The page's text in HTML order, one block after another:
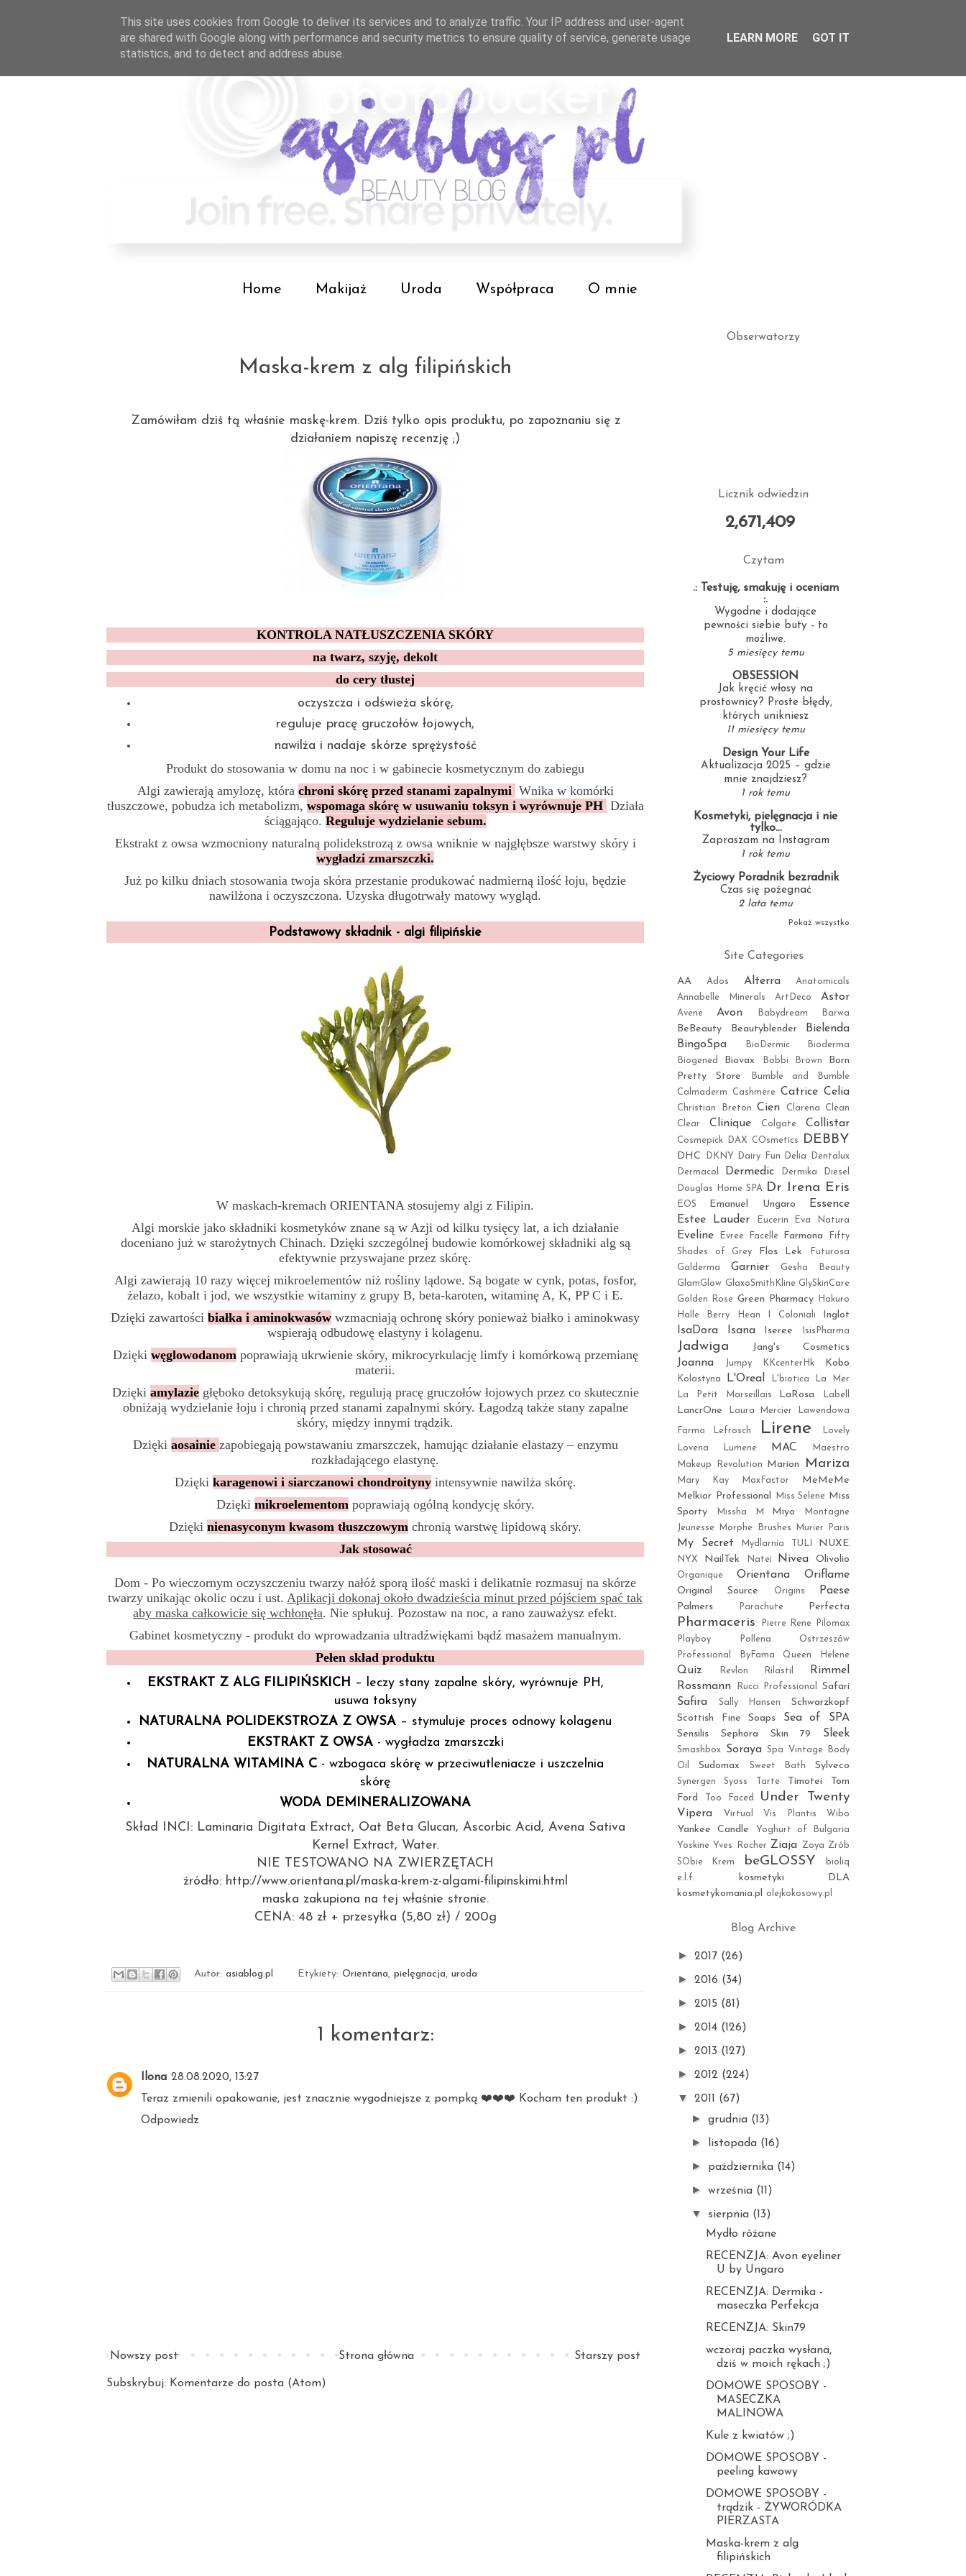
Home Makijaż Uroda Współpraca O mnie
Maska-krem z alg filipińskich
Zamówiłam dziś tą właśnie maskę-krem. Dziś tylko opis produktu, po zapoznaniu się z
działaniem napiszę recenzję ;)
KONTROLA NATŁUSZCZENIA SKÓRY
na twarz, szyję, dekolt
do cery tłustej
oczyszcza i odświeża skórę,
reguluje pracę gruczołów łojowych,
nawilża i nadaje skórze sprężystość
Produkt do stosowania w domu na noc i w gabinecie kosmetycznym do zabiegu
Algi zawierają amylozę, która chroni skórę przed stanami zapalnymi. Wnika w komórki
tłuszczowe, pobudza ich metabolizm, wspomaga skórę w usuwaniu toksyn i wyrównuje PH. Działa
ściągająco. Reguluje wydzielanie sebum.
Ekstrakt z owsa wzmocniony naturalną polidekstrozą z owsa wniknie w najgłębsze warstwy skóry i
wygładzi zmarszczki.
Już po kilku dniach stosowania twoja skóra przestanie produkować nadmierną ilość łoju, będzie
nawilżona i oczyszczona. Uzyska długotrwały matowy wygląd.
Podstawowy składnik - algi filipińskie
W maskach-kremach ORIENTANA stosujemy algi z Filipin.
Algi morskie jako składniki kosmetyków znane są w Azji od kilku tysięcy lat, a ich działanie
doceniano już w starożytnych Chinach. Dzięki szczególnej budowie komórkowej składniki alg są
efektywnie przyswajane przez skórę.
Algi zawierają 10 razy więcej mikroelementów niż rośliny lądowe. Są bogate w cynk, potas, fosfor,
żelazo, kobalt i jod, we wszystkie witaminy z grupy B, beta-karoten, witaminę A, K, PP C i E.
Dzięki zawartości białka i aminokwasów wzmacniają ochronę skóry ponieważ białko i aminokwasy
wspierają odbudowę elastyny i kolagenu.
Dzięki węglowodanom poprawiają ukrwienie skóry, mikrocyrkulację limfy i komórkową przemianę
materii.
Dzięki amylaziegłęboko detoksykują skórę, regulują pracę gruczołów łojowych przez co skutecznie
obniżają wydzielanie łoju i chronią przed stanami zapalnymi skóry. Łagodzą także stany zapalne
skóry, między innymi trądzik.
Dzięki aosainie zapobiegają powstawaniu zmarszczek, hamując działanie elastazy – enzymu
rozkładającego elastynę.
Dzięki karagenowi i siarczanowi chondroitynyintensywnie nawilża skórę.
Dzięki mikroelementom poprawiają ogólną kondycję skóry.
Dzięki nienasyconym kwasom tłuszczowym chronią warstwę lipidową skóry.
Jak stosować
Dom - Po wieczornym oczyszczeniu twarzy nałóż sporą ilość maski i delikatnie rozmasuj na skórze
twarzy unikając okolic oczu i ust. Aplikacji dokonaj około dwadzieścia minut przed pójściem spać tak
aby maska całkowicie się wchłonęła. Nie spłukuj. Pozostaw na noc, a rano zauważysz efekt.
Gabinet kosmetyczny - produkt do wprowadzania ultradźwiękami bądź masażem manualnym.
Pełen skład produktu
EKSTRAKT Z ALG FILIPIŃSKICH – leczy stany zapalne skóry, wyrównuje PH,
usuwa toksyny
NATURALNA POLIDEKSTROZA Z OWSA – stymuluje proces odnowy kolagenu
EKSTRAKT Z OWSA- wygładza zmarszczki
NATURALNA WITAMINA C - wzbogaca skórę w przeciwutleniacze i uszczelnia
skórę
WODA DEMINERALIZOWANA
Skład INCI: Laminaria Digitata Extract, Oat Beta Glucan, Ascorbic Acid, Avena Sativa
Kernel Extract, Water.
NIE TESTOWANO NA ZWIERZĘTACH
źródło: http://www.orientana.pl/maska-krem-z-algami-filipinskimi.html
maska zakupiona na tej właśnie stronie.
CENA: 48 zł + przesyłka (5,80 zł) / 200g
Autor:asiablog.pl Etykiety:Orientana,pielęgnacja,uroda
1 komentarz:
Ilona 28.08.2020, 13:27
Teraz zmienili opakowanie, jest znacznie wygodniejsze z pompką ❤️❤️❤️ Kocham ten produkt :)
Odpowiedz
Nowszy post Starszy post
Strona główna
Subskrybuj: Komentarze do posta (Atom)
Obserwatorzy
Licznik odwiedzin
2,671,409
Czytam
.: Testuję, smakuję i oceniam
:.
Wygodne i dodające
pewności siebie buty - to
możliwe.
5 miesięcy temu
OBSESSION
Jak kręcić włosy na
prostownicy? Proste błędy,
których unikniesz
11 miesięcy temu
Design Your Life
Aktualizacja 2025 – gdzie
mnie znajdziesz?
1 rok temu
Kosmetyki, pielęgnacja i nie
tylko...
Zapraszam na Instagram
1 rok temu
Życiowy Poradnik bezradnik
Czas się pożegnać
2 lata temu
Pokaż wszystko
Site Categories
AA Ados Alterra
Anatomicals
Annabelle Minerals
ArtDeco Astor
Avene Avon Babydream Barwa
BeBeauty Beautyblender
Bielenda
BingoSpa
BioDermic
Bioderma
Biogened
Biovax Bobbi Brown
Born
Pretty Store
Bumble and Bumble
Calmaderm
Cashmere Catrice Celia
Christian Breton Cien Clarena
Clean
Clear
Clinique Colgate Collistar
Cosmepick DAX COsmetics DEBBY
DHC DKNY Dairy Fun Delia
Dentalux
Dermacol
Dermedic Dermika
Diesel
Douglas Home SPA Dr Irena Eris
EOS Emanuel Ungaro
Essence
Estee Lauder
Eucerin Eva Natura
Eveline Evree Facelle Farmona
Fifty
Shades of Grey
Flos Lek
Futurosa
Galderma
Garnier
Gesha Beauty
GlamGlow GlaxoSmithKline GlySkinCare
Golden Rose Green Pharmacy
Hakuro
Halle Berry
Hean I Coloniali Inglot
IsaDora Isana Iseree IsisPharma
Jadwiga Jang's Cosmetics
Joanna Jumpy KKcenterHk Kobo
Kolastyna L'Oreal L'biotica
La Mer
La Petit Marseillais
LaRosa Labell
LancrOne Laura Mercier Lawendowa
Farma Lefrosch Lirene
Lovely
Lovena
Lumene MAC
Maestro
Makeup Revolution
Marion Mariza
Mary Kay MaxFactor
MeMeMe
Melkior Professional
Miss Selene Miss
Sporty
Missha M Miyo
Montagne
Jeunesse
Morphe Brushes Murier Paris
My Secret Mydlarnia TULI NUXE
NYX NailTek Natei Nivea Olivolio
Organique Orientana Oriflame
Original Source Origins Paese
Palmers Parachute Perfecta
Pharmaceris Pierre Rene
Pilomax
Playboy
Pollena Ostrzeszów
Professional ByFama
Queen Helene
Quiz Revlon Rilastil
Rimmel
Rossmann
Rucci Professional Safari
Safira Sally Hansen
Schwarzkopf
Scottish Fine Soaps
Sea of SPA
Sensilis Sephora Skin 79 Sleek
Smashbox Soraya Spa Vintage Body
Oil
Sudomax Sweet Bath Sylveco
Synergen Syoss Tarte Timotei
Tom
Ford
Too Faced Under Twenty
Vipera Virtual Vis Plantis Wibo
Yankee Candle
Yoghurt of Bulgaria
Yoskine Yves Rocher Ziaja Zoya Zrób
SObie Krem
beGLOSSY
bioliq
e.l.f.
kosmetyki DLA
kosmetykomania.pl olejkokosowy.pl
Blog Archive
► 2017 (26)
► 2016 (34)
► 2015 (81)
► 2014 (126)
► 2013 (127)
► 2012 (224)
▼ 2011 (67)
►grudnia (13)
► listopada (16)
► października (14)
►września (11)
▼ sierpnia (13)
Mydło różane
RECENZJA: Avon eyeliner
U by Ungaro
RECENZJA: Dermika -
maseczka Perfekcja
RECENZJA: Skin79
wczoraj paczka wysłana,
dziś w moich rękach ;)
DOMOWE SPOSOBY -
MASECZKA
MALINOWA
Kule z kwiatów ;)
DOMOWE SPOSOBY -
peeling kawowy
DOMOWE SPOSOBY -
trądzik - ŻYWORÓDKA
PIERZASTA
Maska-krem z alg
filipińskich
This site uses cookies from Google to deliver its services and to analyze traffic. Your IP address and user-agent
are shared with Google along with performance and security metrics to ensure quality of service, generate usage
statistics, and to detect and address abuse.
LEARN MORE GOT IT